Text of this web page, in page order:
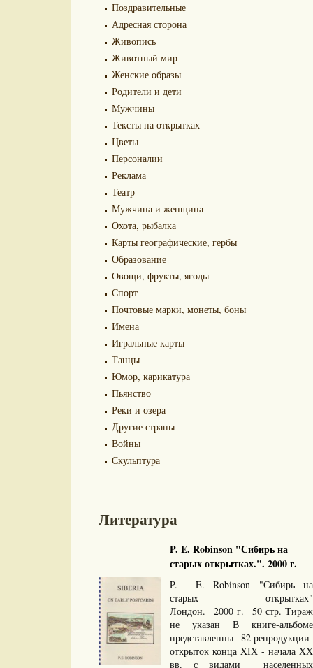
Поздравительные
Адресная сторона
Живопись
Животный мир
Женские образы
Родители и дети
Мужчины
Тексты на открытках
Цветы
Персоналии
Реклама
Театр
Мужчина и женщина
Охота, рыбалка
Карты географические, гербы
Образование
Овощи, фрукты, ягоды
Спорт
Почтовые марки, монеты, боны
Имена
Игральные карты
Танцы
Юмор, карикатура
Пьянство
Реки и озера
Другие страны
Войны
Скульптура
Литература
P. E. Robinson "Сибирь на
старых открытках.". 2000 г.
P. E. Robinson "Сибирь на
старых открытках"
Лондон. 2000 г. 50 стр. Тираж
не указан В книге-альбоме
представленны 82 репродукции
открыток конца XIX - начала XX
вв. с видами населенных